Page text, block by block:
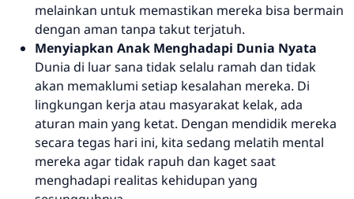
melainkan untuk memastikan mereka bisa bermain
dengan aman tanpa takut terjatuh.
Menyiapkan Anak Menghadapi Dunia Nyata
Dunia di luar sana tidak selalu ramah dan tidak
akan memaklumi setiap kesalahan mereka. Di
lingkungan kerja atau masyarakat kelak, ada
aturan main yang ketat. Dengan mendidik mereka
secara tegas hari ini, kita sedang melatih mental
mereka agar tidak rapuh dan kaget saat
menghadapi realitas kehidupan yang